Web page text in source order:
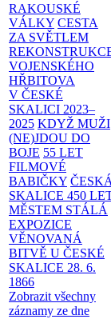
RAKOUSKÉ
VÁLKY CESTA
ZA SVĚTLEM
VOJENSKÉHO
HŘBITOVA
V ČESKÉ
SKALICI 2023–
2025 KDYŽ MUŽI
(NE)JDOU DO
BOJE 55 LET
FILMOVÉ
BABIČKY ČESKÁ
SKALICE 450
MĚSTEM STÁLÁ
EXPOZICE
VĚNOVANÁ
BITVĚ U ČESKÉ
SKALICE 28. 6.
1866
Zobrazit všechny
záznamy ze dne